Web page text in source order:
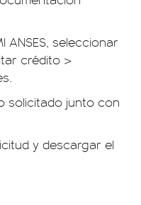
ANSES, seleccionar
crédito >
solicitado junto con
y descargar el